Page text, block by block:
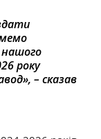
року
– сказав